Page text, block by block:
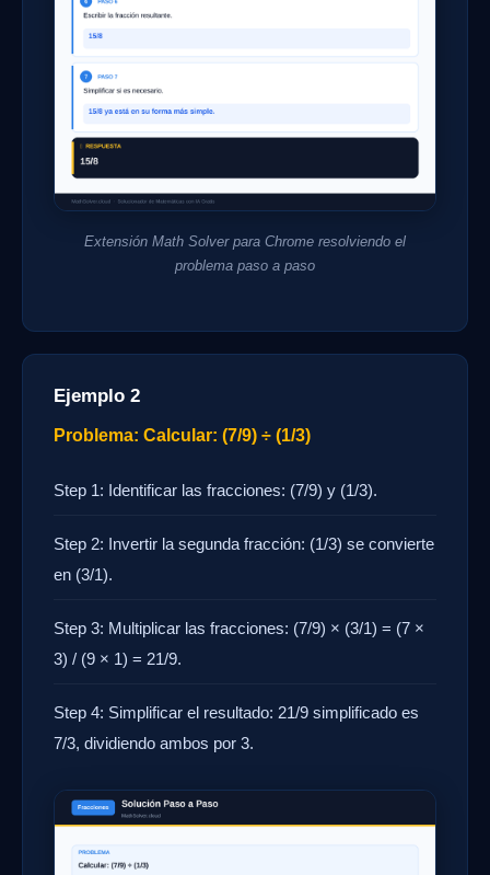
Extensión Math Solver para Chrome resolviendo el
problema paso a paso
Ejemplo 2
Problema: Calcular: (7/9) ÷ (1/3)
Step 1: Identificar las fracciones: (7/9) y (1/3).
Step 2: Invertir la segunda fracción: (1/3) se convierte
en (3/1).
Step 3: Multiplicar las fracciones: (7/9) × (3/1) = (7 ×
3) / (9 × 1) = 21/9.
Step 4: Simplificar el resultado: 21/9 simplificado es
7/3, dividiendo ambos por 3.